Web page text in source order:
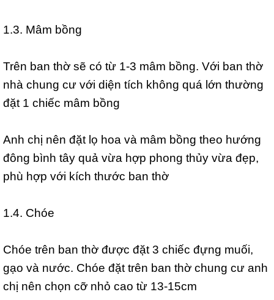
1.3. Mâm bồng
Trên ban thờ sẽ có từ 1-3 mâm bồng. Với ban thờ
nhà chung cư với diện tích không quá lớn thường
đặt 1 chiếc mâm bồng
Anh chị nên đặt lọ hoa và mâm bồng theo hướng
đông bình tây quả vừa hợp phong thủy vừa đẹp,
phù hợp với kích thước ban thờ
1.4. Chóe
Chóe trên ban thờ được đặt 3 chiếc đựng muối,
gạo và nước. Chóe đặt trên ban thờ chung cư anh
chị nên chọn cỡ nhỏ cao từ 13-15cm